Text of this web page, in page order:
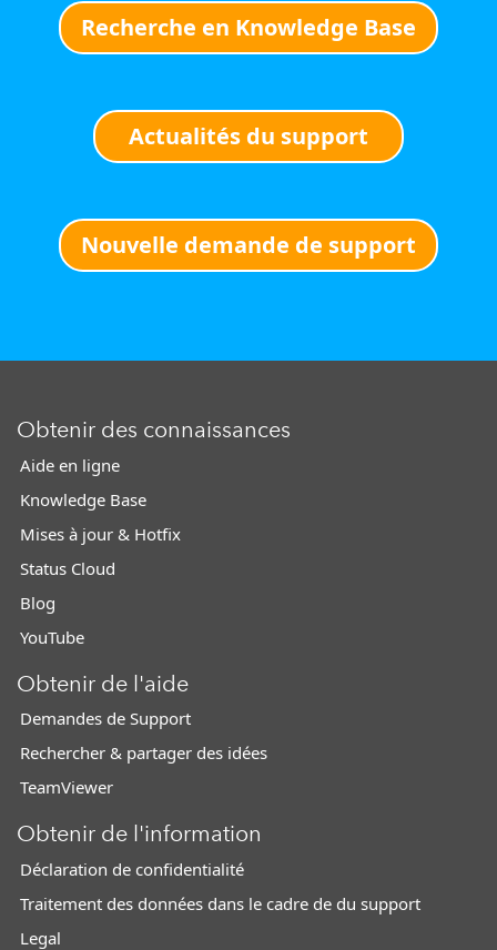
Recherche en Knowledge Base
Actualités du support
Nouvelle demande de support
Obtenir des connaissances
Aide en ligne
Knowledge Base
Mises à jour & Hotfix
Status Cloud
Blog
YouTube
Obtenir de l'aide
Demandes de Support
Rechercher & partager des idées
TeamViewer
Obtenir de l'information
Déclaration de confidentialité
Traitement des données dans le cadre de du support
Legal